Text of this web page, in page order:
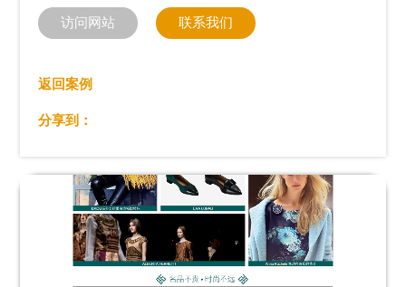
访问网站 联系我们
返回案例
分享到：